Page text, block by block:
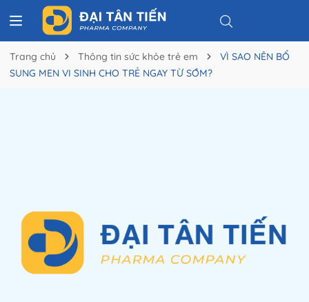
Trang chủ Thông tin sức khỏe trẻ em
VÌ SAO NÊN BỔ
SUNG MEN VI SINH CHO TRẺ NGAY TỪ SỚM?